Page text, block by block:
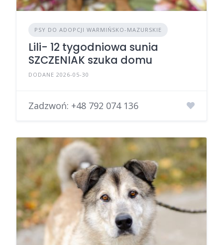
PSY DO ADOPCJI WARMIŃSKO-MAZURSKIE
Lili- 12 tygodniowa sunia
SZCZENIAK szuka domu
DODANE 2026-05-30
Zadzwoń: +48 792 074 136